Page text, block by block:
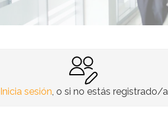
Inicia sesión , o si no estás registrado/a,